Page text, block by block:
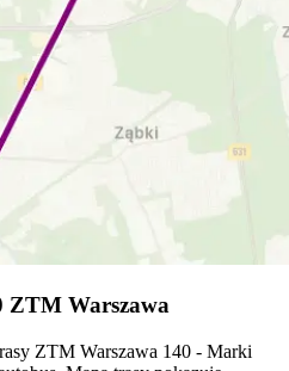
ZTM Warszawa
ZTM Warszawa 140 - Marki